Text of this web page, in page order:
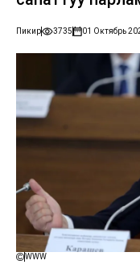
Пикир 3735 01 Октябрь
WWW